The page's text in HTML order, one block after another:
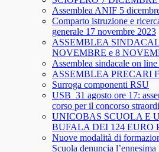
Assemblea ANIF 5
Comparto istruzione e
generale 17 novembre 2023
ASSEMBLEA
NOVEMBRE e 8
Assemblea sindacale on
ASSEMBLEA PRECARI
Surroga componenti RSU
USB_31 agosto ore 17:
corso per il concorso
UNICOBAS SCUOLA E
BUFALA DEI 124 EURO
Nuove modalità di
Scuola denuncia l’ennesima